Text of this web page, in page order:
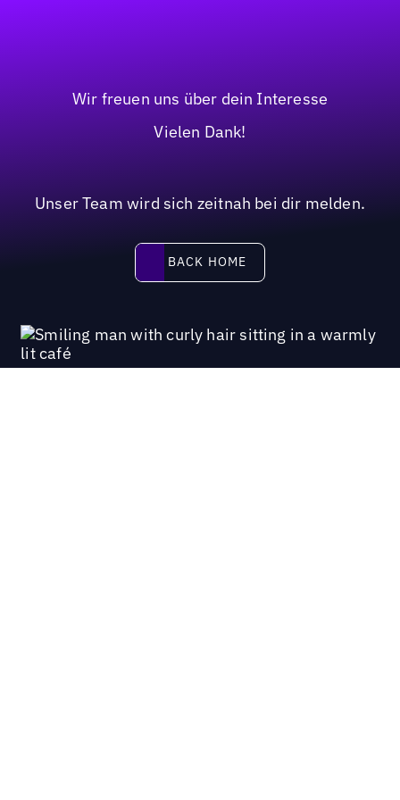
Wir freuen uns über dein Interesse
Vielen Dank!
Unser Team wird sich zeitnah bei dir melden.
BACK HOME
BACK HOME